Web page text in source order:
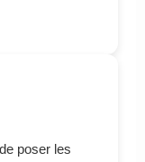
poser les